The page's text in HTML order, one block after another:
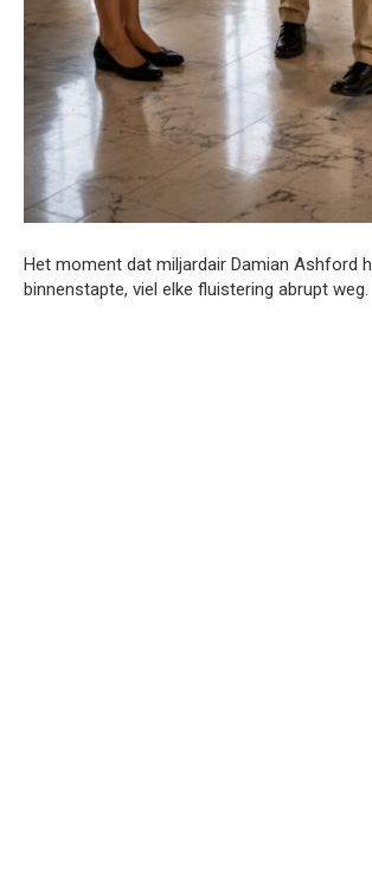
Het moment dat miljardair Damian Ashford
binnenstapte, viel elke fluistering abrupt weg.